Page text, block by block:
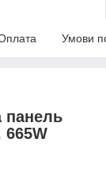
Умови
панель
665W